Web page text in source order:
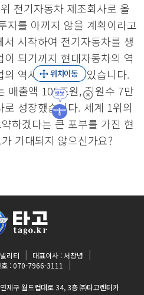
전기자동차 제조회사로 올
자를 아끼지 않을 계획이라고
시작하여 전기자동차를 생
되기까지 현대자동차의 역
역사라고 할 수 있습니다.
매출액 105조원, 직원수 7만
성장했습니다. 세계 1위의
하겠다는 큰 포부를 가진 현
기대되지 않으신가요?
리티
대표이사 : 서창녕
호 : 070-7966-3111
제구 월드컵대로 34, 3층 ㈜타고렌터카